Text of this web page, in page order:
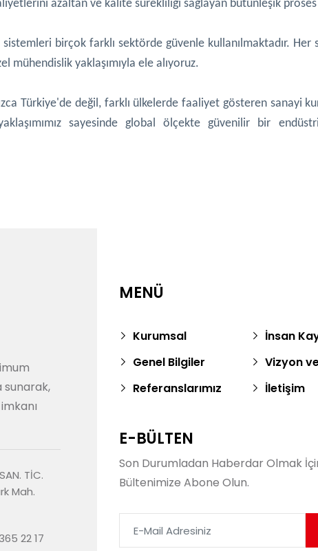
azaltan ve kalite sürekliliği sağlayan bütünleşik
birçok farklı sektörde güvenle kullanılmaktadır. Her
mühendislik yaklaşımıyla ele alıyoruz.
Türkiye'de değil, farklı ülkelerde faaliyet gösteren sanayi
sayesinde global ölçekte güvenilir bir
TİC.
Mah.
22 17
MENÜ
Kurumsal
İnsan
Genel Bilgiler
Vizyon
Referanslarımız
İletişim
E-BÜLTEN
Son Durumladan Haberdar Olmak
Bültenimize Abone Olun.